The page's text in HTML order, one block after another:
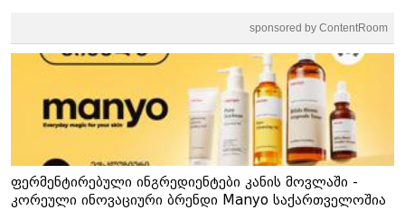
sponsored by ContentRoom
ფერმენტირებული ინგრედიენტები კანის მოვლაში -
კორეული ინოვაციური ბრენდი Manyo საქართველოშია